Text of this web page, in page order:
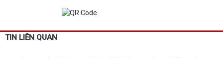
TIN LIÊN QUAN